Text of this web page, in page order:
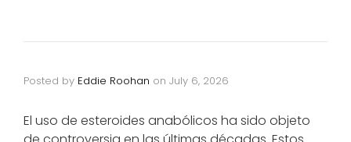
Posted by Eddie Roohan on July 6, 2026
El uso de esteroides anabólicos ha sido objeto